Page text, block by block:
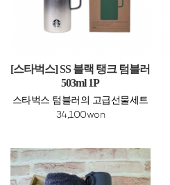
[스타벅스] SS 블랙 탱크 텀블러
503ml 1P
스타벅스 텀블러의 고급선물세트
34,100won